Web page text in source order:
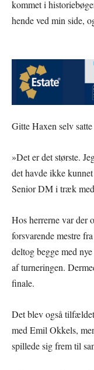
kommet i
hende ved min side,
Gitte Haxen selv
»Det er det største.
det havde ikke
Senior DM i træk
Hos herrerne var der
forsvarende mestre
deltog begge med
af turneringen.
finale.
Det blev også
med Emil Okkels,
spillede sig frem til